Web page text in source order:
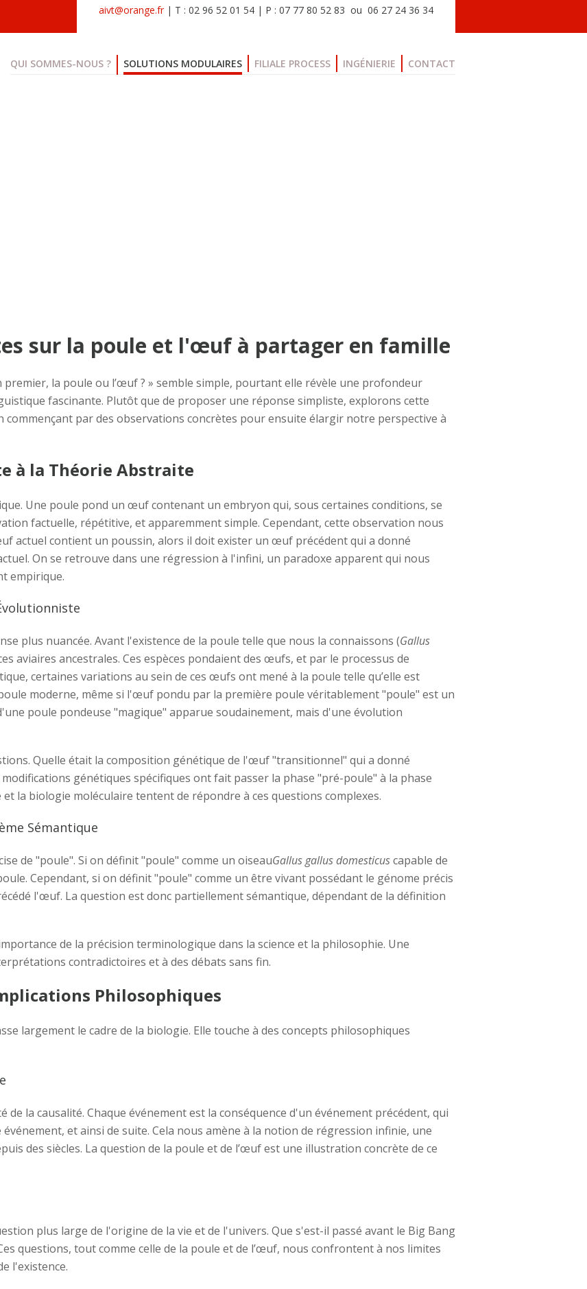
aivt@orange.fr| T : 02 96 52 01 54 | P : 07 77 80 52 83 ou 06 27 24 36 34
QUI SOMMES-NOUS ? SOLUTIONS MODULAIRES FILIALE PROCESS INGÉNIERIE CONTACT
sur la poule et l'œuf à partager en famille
premier, la poule ou l’œuf ? » semble simple, pourtant elle révèle une profondeur
fascinante. Plutôt que de proposer une réponse simpliste, explorons cette
par des observations concrètes pour ensuite élargir notre perspective à
à la Théorie Abstraite
Une poule pond un œuf contenant un embryon qui, sous certaines conditions, se
factuelle, répétitive, et apparemment simple. Cependant, cette observation nous
actuel contient un poussin, alors il doit exister un œuf précédent qui a donné
On se retrouve dans une régression à l'infini, un paradoxe apparent qui nous
empirique.
plus nuancée. Avant l'existence de la poule telle que nous la connaissons (Gallus
aviaires ancestrales. Ces espèces pondaient des œufs, et par le processus de
certaines variations au sein de ces œufs ont mené à la poule telle qu’elle est
moderne, même si l'œuf pondu par la première poule véritablement "poule" est un
poule pondeuse "magique" apparue soudainement, mais d'une évolution
Quelle était la composition génétique de l'œuf "transitionnel" qui a donné
génétiques spécifiques ont fait passer la phase "pré-poule" à la phase
la biologie moléculaire tentent de répondre à ces questions complexes.
Sémantique
de "poule". Si on définit "poule" comme un oiseauGallus gallus domesticuscapable de
Cependant, si on définit "poule" comme un être vivant possédant le génome précis
l'œuf. La question est donc partiellement sémantique, dépendant de la définition
de la précision terminologique dans la science et la philosophie. Une
contradictoires et à des débats sans fin.
Philosophiques
largement le cadre de la biologie. Elle touche à des concepts philosophiques
de la causalité. Chaque événement est la conséquence d'un événement précédent, qui
et ainsi de suite. Cela nous amène à la notion de régression infinie, une
des siècles. La question de la poule et de l’œuf est une illustration concrète de ce
plus large de l'origine de la vie et de l'univers. Que s'est-il passé avant le Big Bang
questions, tout comme celle de la poule et de l’œuf, nous confrontent à nos limites
l'existence.